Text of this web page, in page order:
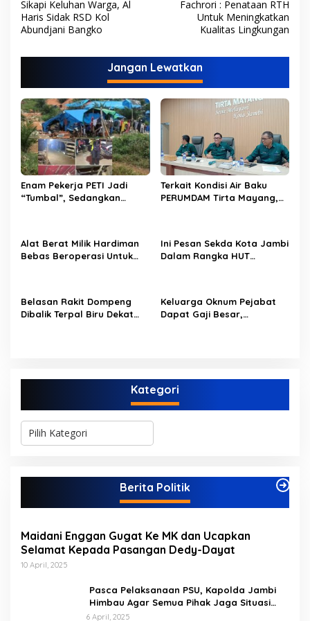
a
v
i
a
s
i
p
o
s
Sikapi Keluhan Warga, Al
Haris Sidak RSD Kol
Abundjani Bangko
Fachrori : Penataan RTH
Untuk Meningkatkan
Kualitas Lingkungan
Jangan Lewatkan
Enam Pekerja PETI Jadi
“Tumbal”, Sedangkan
Terkait Kondisi Air Baku
PERUMDAM Tirta Mayang,
Alat Berat Milik Hardiman
Bebas Beroperasi Untuk
Ini Pesan Sekda Kota Jambi
Dalam Rangka HUT
Belasan Rakit Dompeng
Dibalik Terpal Biru Dekat
Keluarga Oknum Pejabat
Dapat Gaji Besar,
Kategori
K
g
Berita Politik
Maidani Enggan Gugat Ke MK dan Ucapkan
Selamat Kepada Pasangan Dedy-Dayat
10 April, 2025
Pasca Pelaksanaan PSU, Kapolda Jambi
Himbau Agar Semua Pihak Jaga Situasi
Kamtibmas
6 April, 2025